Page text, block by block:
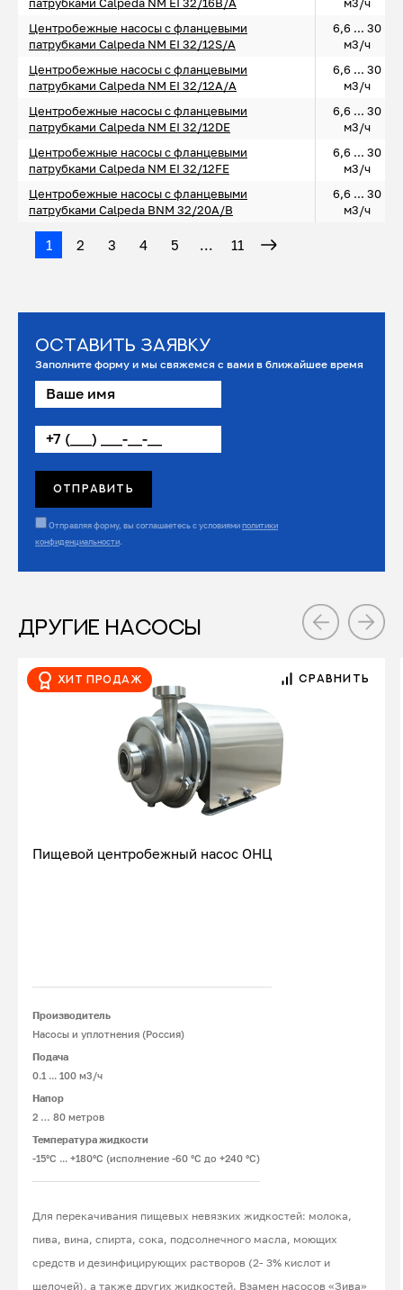
Центробежные насосы с фланцевыми
патрубками Calpeda NM EI 32/12S/A
6,6 ... 30
м3/ч
Центробежные насосы с фланцевыми
патрубками Calpeda NM EI 32/12A/A
6,6 ... 30
м3/ч
Центробежные насосы с фланцевыми
патрубками Calpeda NM EI 32/12DE
6,6 ... 30
м3/ч
Центробежные насосы с фланцевыми
патрубками Calpeda NM EI 32/12FE
6,6 ... 30
м3/ч
Центробежные насосы с фланцевыми
патрубками Calpeda BNM 32/20A/B
6,6 ... 30
м3/ч
1 2 3 4 5 ... 11
Оставить заявку
Заполните форму и мы свяжемся с вами в ближайшее время
Отправляя форму, вы соглашаетесь с условиямиполитики
конфиденциальности.
ДРУГИЕ НАСОСЫ
Хит продаж СРАВНИТЬ
Пищевой центробежный насос ОНЦ
Производитель
Насосы и уплотнения (Россия)
Подача
0.1 ... 100 м3/ч
Напор
2 … 80 метров
Температура жидкости
-15°С ... +180°С (исполнение -60 °С до +240 °С)
Для перекачивания пищевых невязких жидкостей: молока,
пива, вина, спирта, сока, подсолнечного масла, моющих
средств и дезинфицирующих растворов (2- 3% кислот и
щелочей), а также других жидкостей. Взамен насосов «Зива»